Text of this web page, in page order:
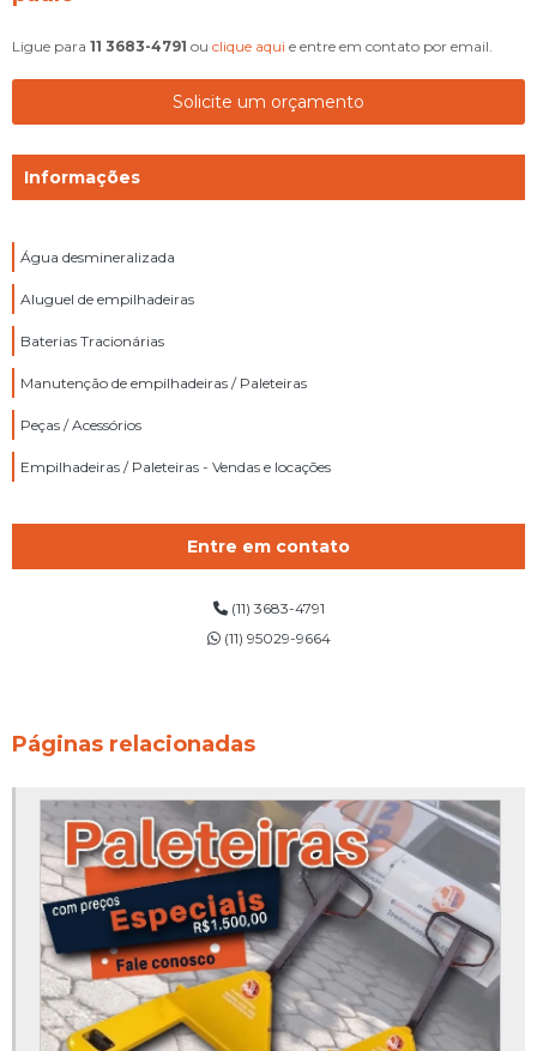
Ligue para 11 3683-4791 ou clique aqui e entre em contato por email.
Solicite um orçamento
Informações
Água desmineralizada
Aluguel de empilhadeiras
Baterias Tracionárias
Manutenção de empilhadeiras / Paleteiras
Peças / Acessórios
Empilhadeiras / Paleteiras - Vendas e locações
Entre em contato
(11) 3683-4791
(11) 95029-9664
Páginas relacionadas